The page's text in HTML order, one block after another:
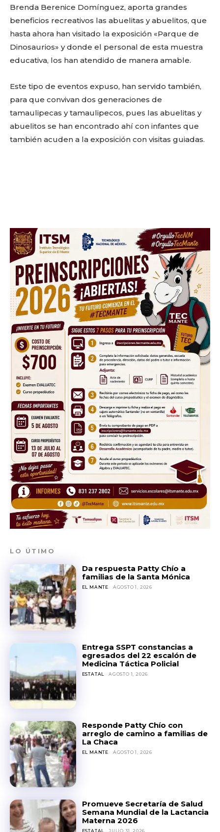
Facebook
Twitter
EmailWhatsApp
Copy
Link
GmailTelegram
SUBSCRIBE
Brenda Berenice Domínguez, aporta grandes
beneficios recreativos las abuelitas y abuelitos, que
hasta ahora han visitado la exposición «Parque de
Dinosaurios» y donde el personal de esta muestra
educativa, los han atendido de manera amable.
Este tipo de eventos expuso, han servido también,
para que convivan dos generaciones de
tamaulipecas y tamaulipecos, pues las abuelitas y
abuelitos se han encontrado ahí con infantes que
también acuden a la exposición con visitas guiadas.
LO ÚTIMO
Da respuesta Patty Chío a
familias de la Santa Mónica
EL MANTE AGOSTO 1, 2026
Entrega SSPT constancias a
egresados del 22 escalón de
Medicina Táctica Policial
ESTATAL AGOSTO 1, 2026
Responde Patty Chío con
arreglo de camino a familias de
La Chaca
EL MANTE AGOSTO 1, 2026
Promueve Secretaría de Salud
Semana Mundial de la Lactancia
Materna 2026
ESTATAL JULIO 31, 2026